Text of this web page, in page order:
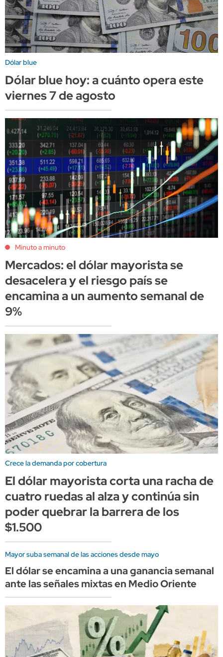
Dólar blue
Dólar blue hoy: a cuánto opera este
viernes 7 de agosto
Minuto a minuto
Mercados: el dólar mayorista se
desacelera y el riesgo país se
encamina a un aumento semanal de
9%
Crece la demanda por cobertura
El dólar mayorista corta una racha de
cuatro ruedas al alza y continúa sin
poder quebrar la barrera de los
$1.500
Mayor suba semanal de las acciones desde mayo
El dólar se encamina a una ganancia semanal
ante las señales mixtas en Medio Oriente